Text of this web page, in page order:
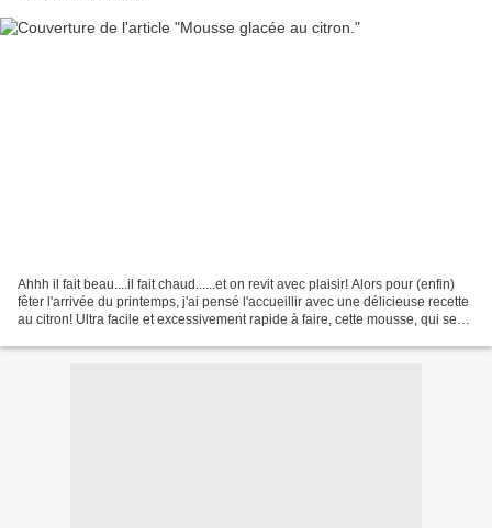
Ahhh il fait beau....il fait chaud......et on revit avec plaisir! Alors pour (enfin)
fêter l'arrivée du printemps, j'ai pensé l'accueillir avec une délicieuse recette
au citron! Ultra facile et excessivement rapide à faire, cette mousse, qui se